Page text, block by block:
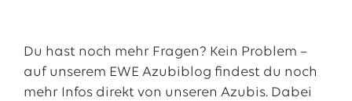
Wohnmöglichkeiten auf dem
EnergieCampus
Verfügung.
Du hast noch mehr Fragen? Kein Problem –
auf unserem EWE Azubiblog findest du noch
mehr Infos direkt von unseren Azubis. Dabei